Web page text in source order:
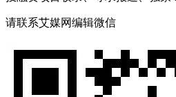
请联系艾媒网编辑微信